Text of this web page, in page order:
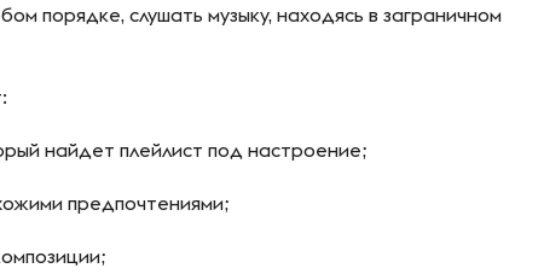
порядке, слушать музыку, находясь в заграничном
найдет плейлист под настроение;
предпочтениями;